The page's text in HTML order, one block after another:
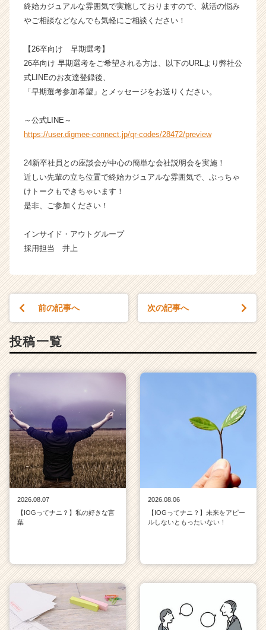
ャ
ア
（C
h
a
e
e
r）
終始カジュアルな雰囲気で実施しておりますので、就活の悩み
やご相談などなんでも気軽にご相談ください！
【26卒向け 早期選考】
26卒向け 早期選考をご希望される方は、以下のURLより弊社公
式LINEのお友達登録後、
「早期選考参加希望」とメッセージをお送りください。
～公式LINE～
https://user.digmee-connect.jp/qr-codes/28472/preview
24新卒社員との座談会が中心の簡単な会社説明会を実施！
近しい先輩の立ち位置で終始カジュアルな雰囲気で、ぶっちゃ
けトークもできちゃいます！
是非、ご参加ください！
インサイド・アウトグループ
採用担当 井上
前の記事へ 次の記事へ
投稿一覧
2026.08.07
【IOGってナニ？】私の好きな言
葉
2026.08.06
【IOGってナニ？】未来をアピー
ルしないともったいない！